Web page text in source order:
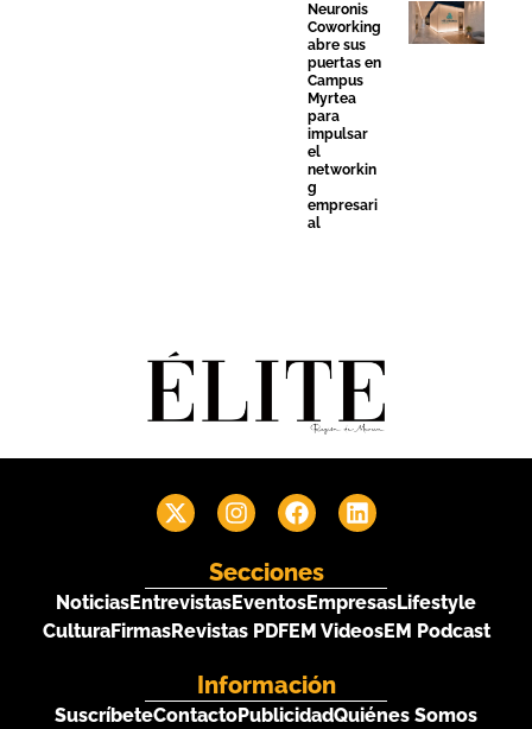
Neuronis
Coworking
abre sus
puertas en
Campus
Myrtea
para
impulsar
el
networkin
g
empresari
al
Secciones
NoticiasEntrevistasEventosEmpresasLifestyle
CulturaFirmasRevistas PDFEM VideosEM Podcast
Información
SuscríbeteContactoPublicidadQuiénes Somos